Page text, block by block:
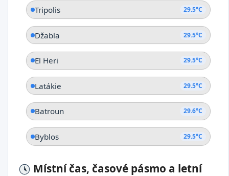
Tripolis 29.5°C
Džabla 29.5°C
El Heri 29.5°C
Latákie 29.5°C
Batroun 29.6°C
Byblos 29.5°C
Místní čas, časové pásmo a letní